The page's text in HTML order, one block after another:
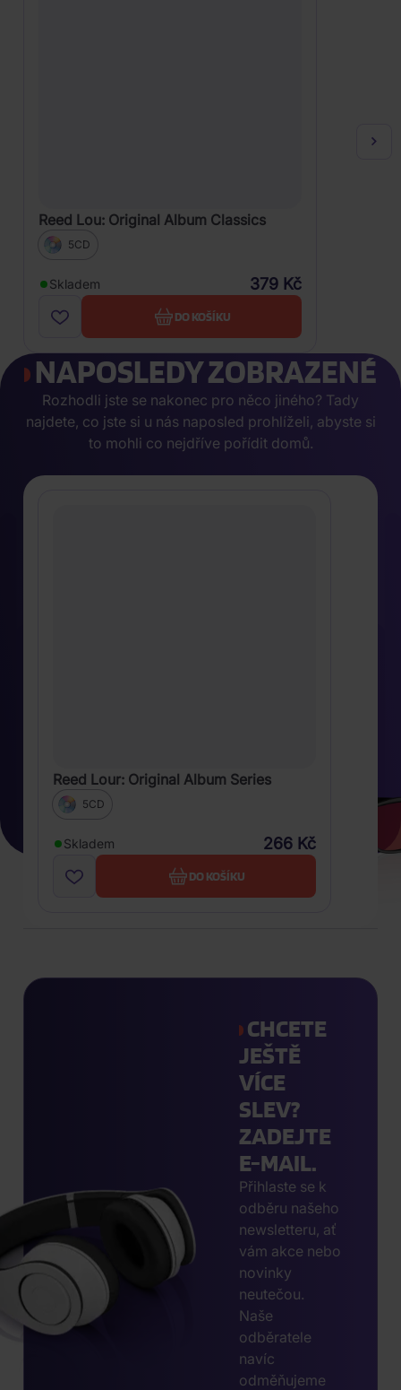
Reed Lou: Original Album Classics
5CD
Skladem 379 Kč
DO KOŠÍKU
NAPOSLEDY ZOBRAZENÉ
Rozhodli jste se nakonec pro něco jiného? Tady
najdete, co jste si u nás naposled prohlíželi, abyste si
to mohli co nejdříve pořídit domů.
Reed Lour: Original Album Series
5CD
Skladem 266 Kč
DO KOŠÍKU
CHCETE
JEŠTĚ
VÍCE
SLEV?
ZADEJTE
E-MAIL.
Přihlaste se k
odběru našeho
newsletteru, ať
vám akce nebo
novinky
neutečou.
Naše
odběratele
navíc
odměňujeme